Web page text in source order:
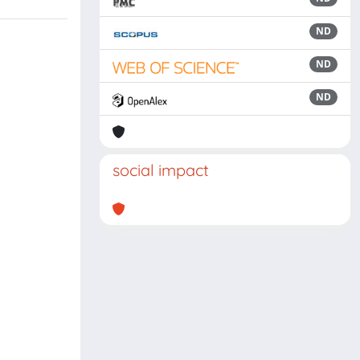
ND
ND
ND
social impact